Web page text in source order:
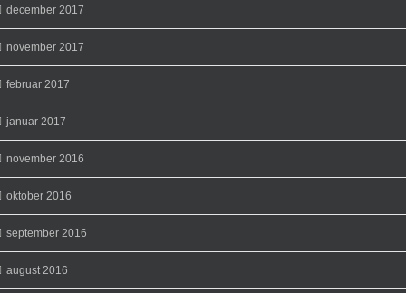
december 2017
november 2017
februar 2017
januar 2017
november 2016
oktober 2016
september 2016
august 2016